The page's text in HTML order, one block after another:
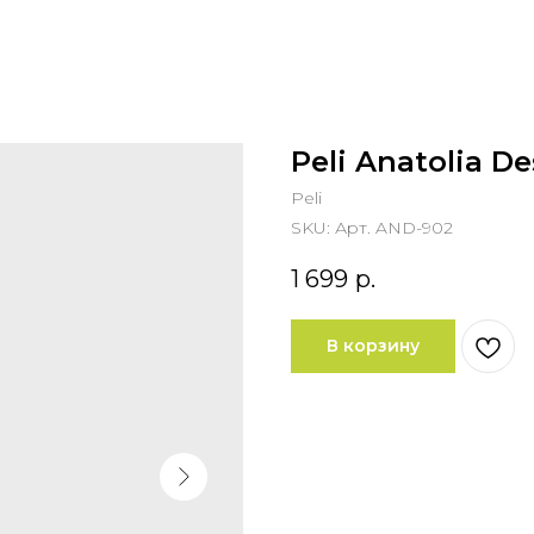
Peli Anatolia
Peli
SKU: Арт. AND-902
1 699 р.
В корзину